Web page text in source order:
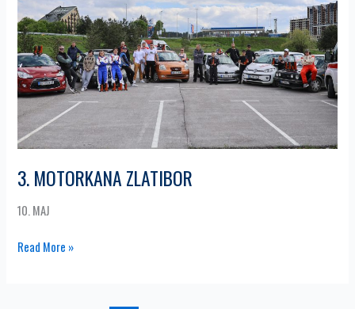
3. MOTORKANA ZLATIBOR
10. MAJ
Read More »